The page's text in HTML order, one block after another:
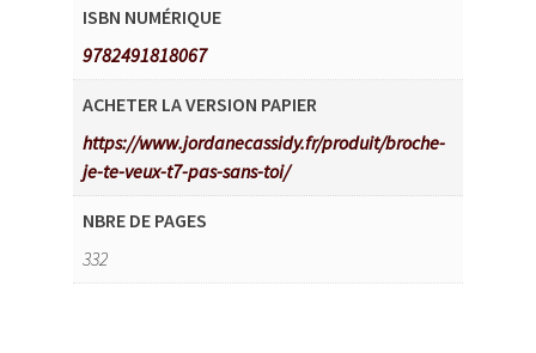
ISBN NUMÉRIQUE
9782491818067
ACHETER LA VERSION PAPIER
https://www.jordanecassidy.fr/produit/broche-
je-te-veux-t7-pas-sans-toi/
NBRE DE PAGES
332